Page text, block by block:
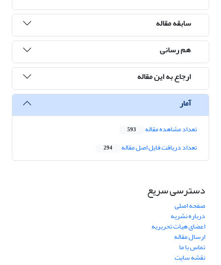
سابقه مقاله
هم رسانی
ارجاع به این مقاله
آمار
تعداد مشاهده مقاله 593
تعداد دریافت فایل اصل مقاله 294
دسترسی سریع
صفحه اصلی
درباره نشریه
اعضای هیات تحریریه
ارسال مقاله
تماس با ما
نقشه سایت